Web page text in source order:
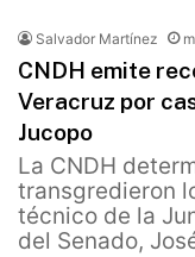
Salvador Martínez
CNDH emite
Veracruz por
Jucopo
La CNDH
transgredieron
técnico de la
del Senado,